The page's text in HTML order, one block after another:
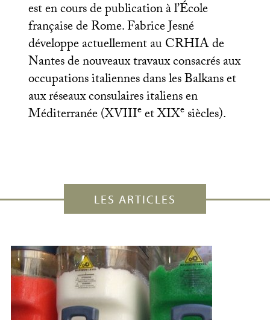
est en cours de publication à l’École
française de Rome. Fabrice Jesné
développe actuellement auCRHIAde
Nantes de nouveaux travaux consacrés aux
occupations italiennes dans les Balkans et
aux réseaux consulaires italiens en
Méditerranée (XVIIIeetXIXesiècles).
LES ARTICLES